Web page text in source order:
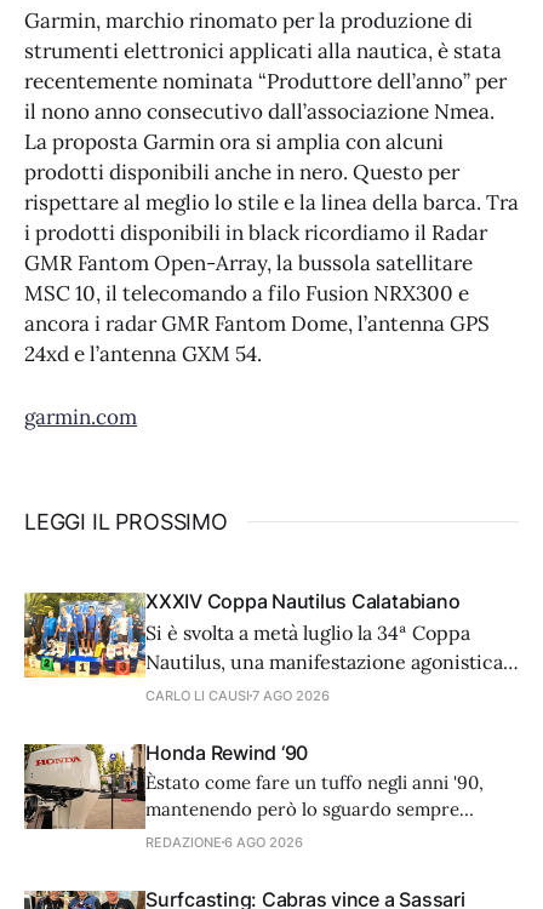
Garmin, marchio rinomato per la produzione di
strumenti elettronici applicati alla nautica, è stata
recentemente nominata “Produttore dell’anno” per
il nono anno consecutivo dall’associazione Nmea.
La proposta Garmin ora si amplia con alcuni
prodotti disponibili anche in nero. Questo per
rispettare al meglio lo stile e la linea della barca. Tra
i prodotti disponibili in black ricordiamo il Radar
GMR Fantom Open-Array, la bussola satellitare
MSC 10, il telecomando a filo Fusion NRX300 e
ancora i radar GMR Fantom Dome, l’antenna GPS
24xd e l’antenna GXM 54.
garmin.com
LEGGI IL PROSSIMO
XXXIV Coppa Nautilus Calatabiano
Si è svolta a metà luglio la 34ª Coppa
Nautilus, una manifestazione agonistica
di alto livello tecnico che ha visto 81
d'Italia e dall'estero, cimentarsi in una
prova di surfcasting. In una serata
caratterizzata da condizioni meteo-
marine ottimali, il vero
CARLO LI CAUSI 7 AGO 2026
Honda Rewind ‘90
Èstato come fare un tuffo negli anni '90,
mantenendo però lo sguardo sempre
rivolto al futuro. L’8 luglio scorso, nella
cuore di Villa Borghese a Roma, Honda
REDAZIONE 6 AGO 2026
Surfcasting: Cabras vince a Sassari